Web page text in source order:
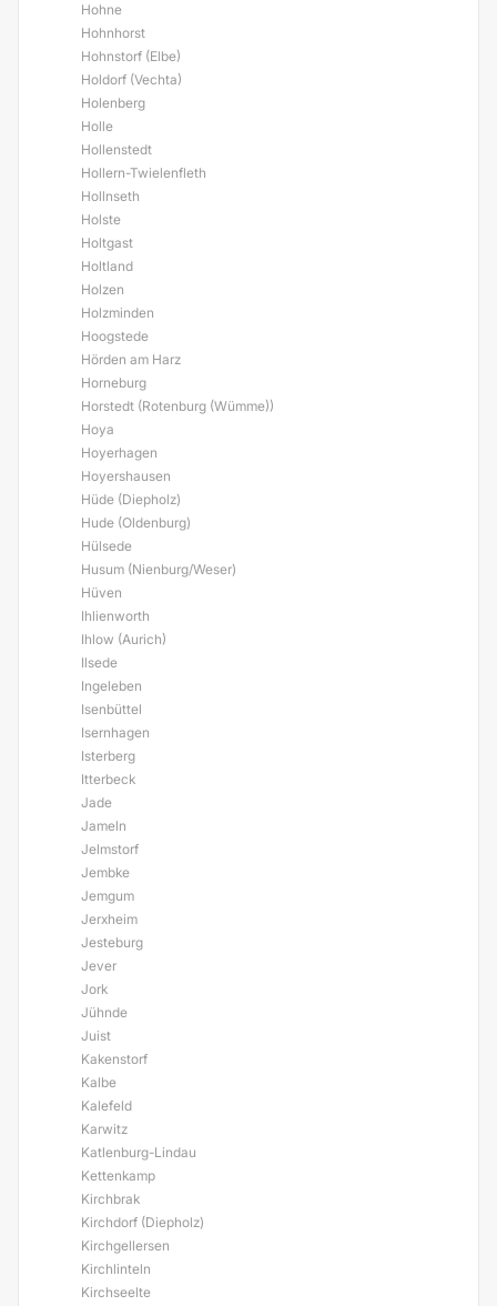
Hohne
Hohnhorst
Hohnstorf (Elbe)
Holdorf (Vechta)
Holenberg
Holle
Hollenstedt
Hollern-Twielenfleth
Hollnseth
Holste
Holtgast
Holtland
Holzen
Holzminden
Hoogstede
Hörden am Harz
Horneburg
Horstedt (Rotenburg (Wümme))
Hoya
Hoyerhagen
Hoyershausen
Hüde (Diepholz)
Hude (Oldenburg)
Hülsede
Husum (Nienburg/Weser)
Hüven
Ihlienworth
Ihlow (Aurich)
Ilsede
Ingeleben
Isenbüttel
Isernhagen
Isterberg
Itterbeck
Jade
Jameln
Jelmstorf
Jembke
Jemgum
Jerxheim
Jesteburg
Jever
Jork
Jühnde
Juist
Kakenstorf
Kalbe
Kalefeld
Karwitz
Katlenburg-Lindau
Kettenkamp
Kirchbrak
Kirchdorf (Diepholz)
Kirchgellersen
Kirchlinteln
Kirchseelte